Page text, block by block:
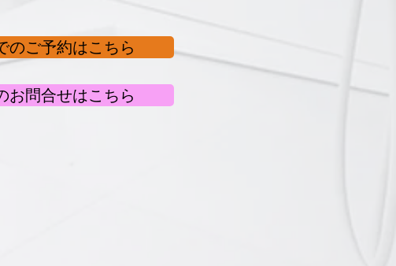
のご予約はこちら
お問合せはこちら